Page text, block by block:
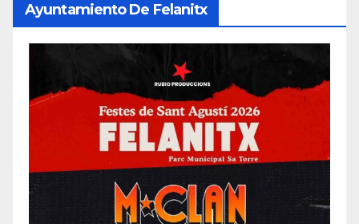
Ayuntamiento De Felanitx